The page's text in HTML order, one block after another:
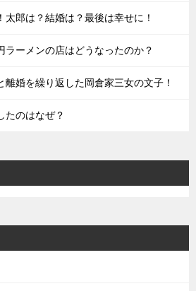
太郎は？結婚は？最後は幸せに！
ラーメンの店はどうなったのか？
離婚を繰り返した岡倉家三女の文子！
たのはなぜ？